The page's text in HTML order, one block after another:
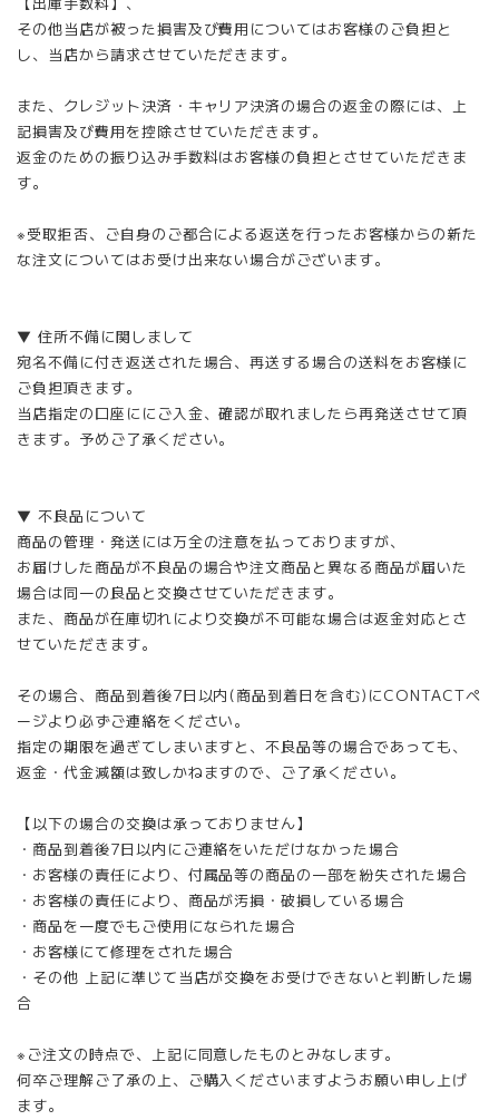
その他当店が被った損害及び費用についてはお客様のご負担と
し、当店から請求させていただきます。
また、クレジット決済・キャリア決済の場合の返金の際には、上
記損害及び費用を控除させていただきます。
返金のための振り込み手数料はお客様の負担とさせていただきま
す。
※受取拒否、ご自身のご都合による返送を行ったお客様からの新た
な注文についてはお受け出来ない場合がございます。
▼ 住所不備に関しまして
宛名不備に付き返送された場合、再送する場合の送料をお客様に
ご負担頂きます。
当店指定の口座ににご入金、確認が取れましたら再発送させて頂
きます。予めご了承ください。
▼ 不良品について
商品の管理・発送には万全の注意を払っておりますが、
お届けした商品が不良品の場合や注文商品と異なる商品が届いた
場合は同一の良品と交換させていただきます。
また、商品が在庫切れにより交換が不可能な場合は返金対応とさ
せていただきます。
その場合、商品到着後7日以内(商品到着日を含む)にCONTACTペ
ージより必ずご連絡をください。
指定の期限を過ぎてしまいますと、不良品等の場合であっても、
返金・代金減額は致しかねますので、ご了承ください。
【以下の場合の交換は承っておりません】
・商品到着後7日以内にご連絡をいただけなかった場合
・お客様の責任により、付属品等の商品の一部を紛失された場合
・お客様の責任により、商品が汚損・破損している場合
・商品を一度でもご使用になられた場合
・お客様にて修理をされた場合
・その他 上記に準じて当店が交換をお受けできないと判断した場
合
※ご注文の時点で、上記に同意したものとみなします。
何卒ご理解ご了承の上、ご購入くださいますようお願い申し上げ
ます。